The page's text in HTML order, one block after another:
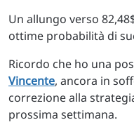
Un allungo verso
ottime probabilità di
Ricordo che ho una
Vincente, ancora in
correzione alla
prossima settimana.